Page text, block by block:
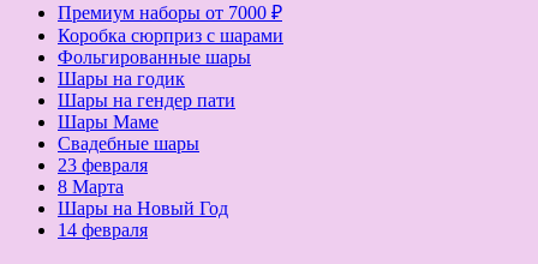
Премиум наборы от 7000 ₽
Коробка сюрприз с шарами
Фольгированные шары
Шары на годик
Шары на гендер пати
Шары Маме
Свадебные шары
23 февраля
8 Марта
Шары на Новый Год
14 февраля